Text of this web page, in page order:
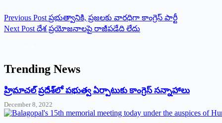
Previous Post ప్రభుత్వానికి, ప్రజలకు వారధిగా కాంగ్రెస్ పార్టీ
Next Post దేశ ప్రయోజనాలపై రాజీపడేది లేదు
Trending News
‌హ్రిమాచల్‌ ‌ప్రదేశ్‌లో పభుత్వ ఏర్పాటుకు కాంగ్రెస్‌ ‌సన్నాహాలు
December 8, 2022